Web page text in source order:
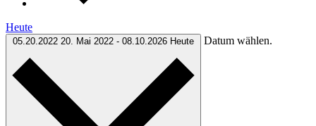
Heute
05.20.2022 20. Mai 2022 - 08.10.2026 Heute Datum wählen.